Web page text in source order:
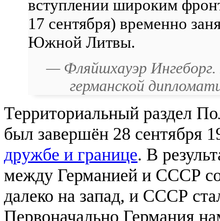
вступлении широким
17 сентября) временно
Южной Литвы.
— Фляйшхауэр Ингеборг.
германской
Территориальный раздел
был завершён 28 сентября
дружбе и границе. В
между Германией и СССР
далеко на запад, и СССР
Первоначально Германия